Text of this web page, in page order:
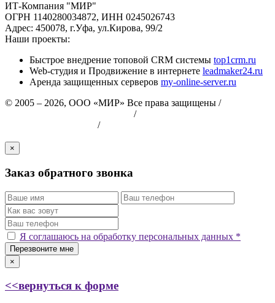
ИТ-Компания "МИР"
ОГРН 1140280034872, ИНН 0245026743
Адрес: 450078, г.Уфа, ул.Кирова, 99/2
Наши проекты:
Быстрое внедрение топовой CRM системы top1crm.ru
Web-студия и Продвижение в интернете leadmaker24.ru
Аренда защищенных серверов my-online-server.ru
© 2005 – 2026, ООО «МИР» Все права защищены /
/
/
×
Заказ обратного звонка
Я соглашаюсь на обработку персональных данных *
Перезвоните мне
×
<<вернуться к форме